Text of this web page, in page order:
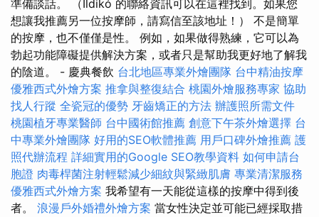
準備談話。 （Ildikó 的聯絡資訊可以在這裡找到。如果您
想讓我推薦另一位按摩師，請寫信至該地址！） 不是簡單
的按摩，也不僅僅是性。 例如，如果做得熟練，它可以為
勃起功能障礙提供解決方案，或者只是幫助我更好地了解我
的陰道。 - 慶典餐飲 台北地區專業外燴團隊 台中精油按摩
優雅西式外燴方案 推拿與整復結合 桃園外燴服務專家 協助
找人行蹤 全瓷冠的優勢 牙齒矯正的方法 辦護照所需文件
桃園植牙專業醫師 台中國術館推薦 創意下午茶外燴選擇 台
中專業外燴團隊 好用的SEO軟體推薦 用戶口碑外燴推薦 護
照代辦流程 詳細實用的Google SEO教學資料 如何申請台
胞證 肉毒桿菌注射輕鬆減少細紋與緊緻肌膚 專業清潔服務
優雅西式外燴方案 我希望有一天能從這樣的按摩中得到後
者。 浪漫戶外婚禮外燴方案 當女性決定並可能已經採取措